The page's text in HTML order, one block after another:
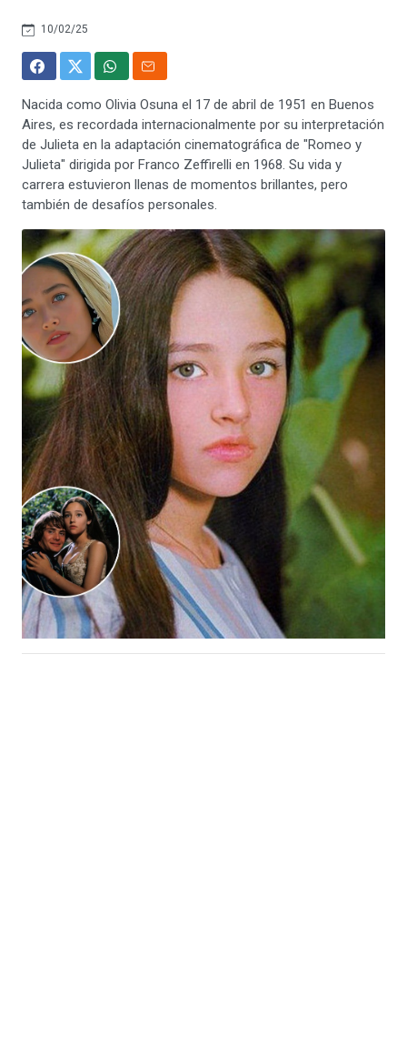
10/02/25
Nacida como Olivia Osuna el 17 de abril de 1951 en Buenos
Aires, es recordada internacionalmente por su interpretación
de Julieta en la adaptación cinematográfica de "Romeo y
Julieta" dirigida por Franco Zeffirelli en 1968. Su vida y
carrera estuvieron llenas de momentos brillantes, pero
también de desafíos personales.